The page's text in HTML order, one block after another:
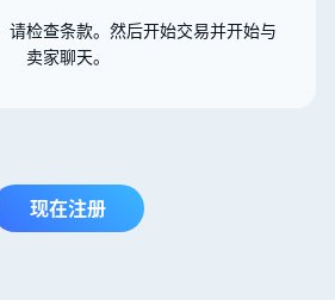
请检查条款。然后开始交易并开始与
卖家聊天。
现在注册